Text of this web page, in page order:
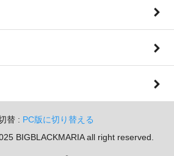
替 : PC版に切り替える
BIGBLACKMARIA all right reserved.